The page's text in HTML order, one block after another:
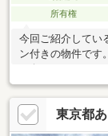
所有権
今回ご紹介してい
ン付きの物件です
力的な投資用物件
が付いています。
らです。全居室6
きます。
東京都